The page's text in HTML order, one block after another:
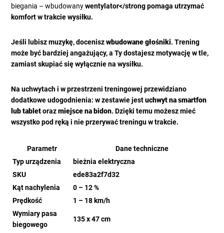
biegania – wbudowanywentylator</strong pomaga utrzymać
komfort w trakcie wysiłku.
Jeśli lubisz muzykę, doceniszwbudowane głośniki. Trening
może być bardziej angażujący, a Ty dostajesz motywację w tle,
zamiast skupiać się wyłącznie na wysiłku.
Na uchwytach i w przestrzeni treningowej przewidziano
dodatkowe udogodnienia: w zestawie jestuchwyt na smartfon
lub tabletorazmiejsce na bidon. Dzięki temu możesz mieć
wszystko pod ręką i nie przerywać treningu w trakcie.
Parametr
Dane techniczne
Typ urządzenia
bieżnia elektryczna
SKU
ede83a2f7d32
Kąt nachylenia
0 – 12 %
Prędkość
1 – 18 km/h
Wymiary pasa
biegowego
135 x 47 cm